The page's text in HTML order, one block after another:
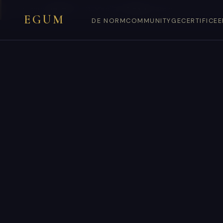
EGUM DE NORMCOMMUNITY